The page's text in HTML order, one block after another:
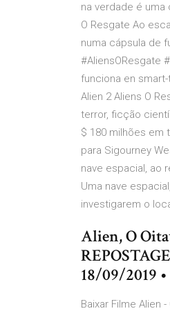
na verdade é
O Resgate Ao
numa cápsula de
#AliensOResgate
funciona en
Alien 2 Aliens O
terror, ficção
$ 180 milhões em
para Sigourney
nave espacial, ao
Uma nave
investigarem o
Alien, O
18/09/2019
Baixar Filme Alien